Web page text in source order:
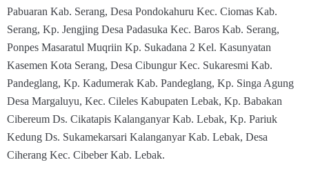
Pabuaran Kab. Serang, Desa Pondokahuru Kec. Ciomas Kab.
Serang, Kp. Jengjing Desa Padasuka Kec. Baros Kab. Serang,
Ponpes Masaratul Muqriin Kp. Sukadana 2 Kel. Kasunyatan
Kasemen Kota Serang, Desa Cibungur Kec. Sukaresmi Kab.
Pandeglang, Kp. Kadumerak Kab. Pandeglang, Kp. Singa Agung
Desa Margaluyu, Kec. Cileles Kabupaten Lebak, Kp. Babakan
Cibereum Ds. Cikatapis Kalanganyar Kab. Lebak, Kp. Pariuk
Kedung Ds. Sukamekarsari Kalanganyar Kab. Lebak, Desa
Ciherang Kec. Cibeber Kab. Lebak.